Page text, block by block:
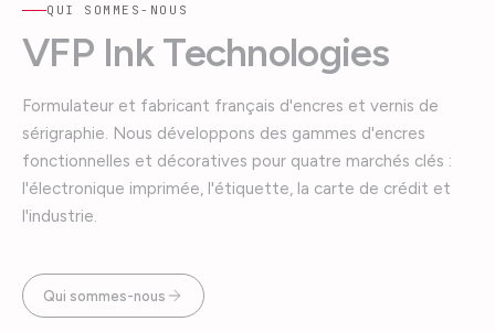
QUI SOMMES-NOUS
VFP Ink Technologies
Formulateur et fabricant français d'encres et vernis de
sérigraphie. Nous développons des gammes d'encres
fonctionnelles et décoratives pour quatre marchés clés :
l'électronique imprimée, l'étiquette, la carte de crédit et
l'industrie.
Qui sommes-nous